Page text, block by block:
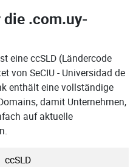
die .com.uy-
eine ccSLD (Ländercode
von SeCIU - Universidad de
enthält eine vollständige
damit Unternehmen,
auf aktuelle
ccSLD